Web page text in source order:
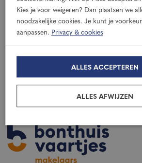
REALISATIE
8281 JD Genemuiden
INFORMATIE & VERKOOP
Kies je voor weigeren? Dan plaatsen we
noodzakelijke cookies. Je kunt je
aanpassen. Privacy & cookies
ALLES ACCEPTEREN
ALLES AFWIJZEN